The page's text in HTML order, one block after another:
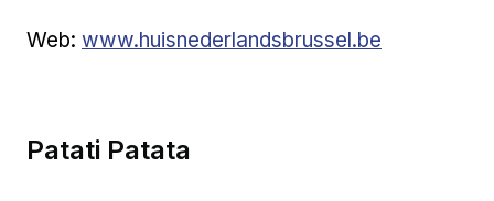
Web: Externe link
www.huisnederlandsbrussel.be
Patati Patata